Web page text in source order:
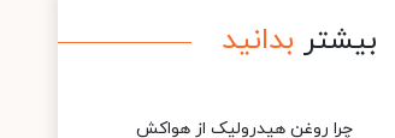
بیشتر بدانید
چرا روغن هیدرولیک از هواکش